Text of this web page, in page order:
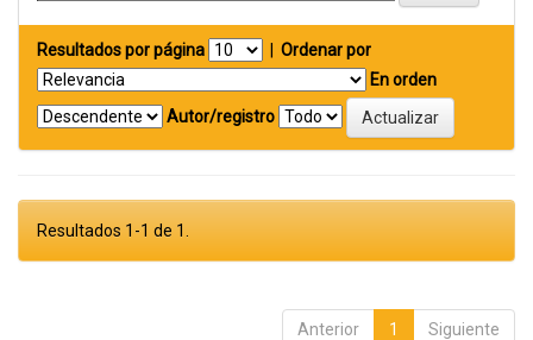
Resultados por página
Ordenar por
En orden
Autor/registro
Resultados 1-1 de 1.
Anterior 1 Siguiente